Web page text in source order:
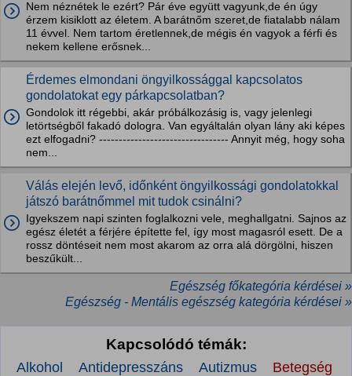
Nem néznétek le ezért? Pár éve együtt vagyunk,de én úgy
érzem kisiklott az életem. A barátnőm szeret,de fiatalabb nálam
11 évvel. Nem tartom éretlennek,de mégis én vagyok a férfi és
nekem kellene erősnek...
Érdemes elmondani öngyilkossággal kapcsolatos
gondolatokat egy párkapcsolatban?
Gondolok itt régebbi, akár próbálkozásig is, vagy jelenlegi
letörtségből fakadó dologra. Van egyáltalán olyan lány aki képes
ezt elfogadni? --------------------------------- Annyit még, hogy soha
nem...
Válás elején levő, időnként öngyilkossági gondolatokkal
játszó barátnőmmel mit tudok csinálni?
Igyekszem napi szinten foglalkozni vele, meghallgatni. Sajnos az
egész életét a férjére építette fel, így most magasról esett. De a
rossz döntéseit nem most akarom az orra alá dörgölni, hiszen
beszűkült...
Egészség főkategória kérdései »
Egészség - Mentális egészség kategória kérdései »
Kapcsolódó témák:
Alkohol Antidepresszáns Autizmus
Betegség